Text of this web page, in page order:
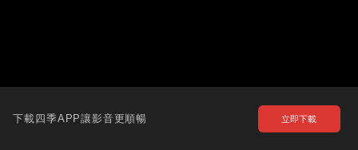
下載四季APP讓影音更順暢 立即下載